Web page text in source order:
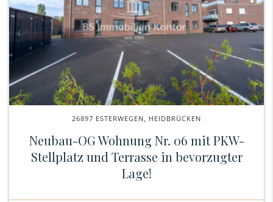
26897 ESTERWEGEN, HEIDBRÜCKEN
Neubau-OG Wohnung Nr. 06 mit PKW-
Stellplatz und Terrasse in bevorzugter
Lage!